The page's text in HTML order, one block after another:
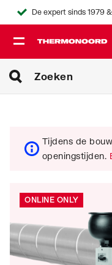
De expert sinds 1979
Tijdens de
openingstijden.
ONLINE ONLY